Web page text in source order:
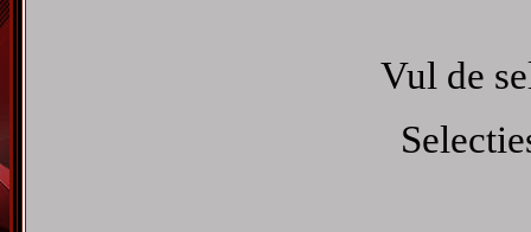
Vul de